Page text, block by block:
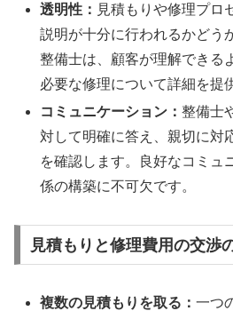
透明性： 見積もりや修理プロ
説明が十分に行われるかどう
整備士は、顧客が理解できる
必要な修理について詳細を提
コミュニケーション：整備士
対して明確に答え、親切に対
を確認します。良好なコミュ
係の構築に不可欠です。
見積もりと修理費用の交渉
複数の見積もりを取る：一つ